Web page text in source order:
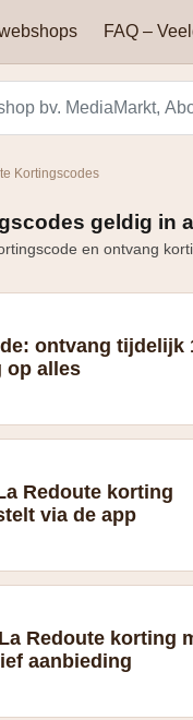
AliExpress
Smeg
FAQ –
Waar kan je
vinden?
Hoe bereken je korting?
Kortingscodes
geldig in
en ontvang
ontvang tijdelijk
op alles
Redoute korting
via de app
Redoute korting
aanbieding